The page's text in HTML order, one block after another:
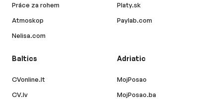
Práce za rohem
Atmoskop
Nelisa.com
Platy.sk
Paylab.com
Baltics
CVonline.lt
CV.lv
Adriatic
MojPosao
MojPosao.ba